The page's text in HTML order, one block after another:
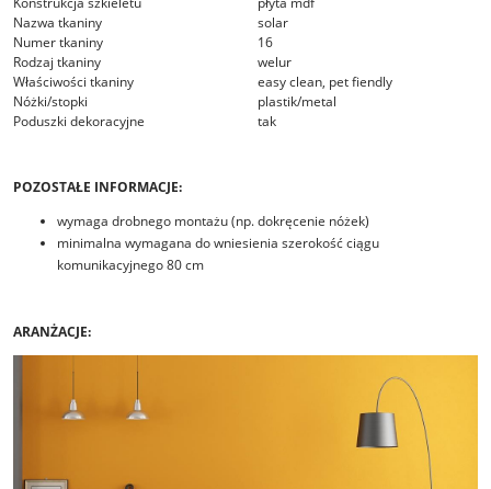
Nazwa tkaniny
solar
Numer tkaniny
16
Rodzaj tkaniny
welur
Właściwości tkaniny
easy clean, pet fiendly
Nóżki/stopki
plastik/metal
Poduszki dekoracyjne
tak
POZOSTAŁE INFORMACJE:
wymaga drobnego montażu (np. dokręcenie nóżek)
minimalna wymagana do wniesienia szerokość ciągu
komunikacyjnego 80 cm
ARANŻACJE: